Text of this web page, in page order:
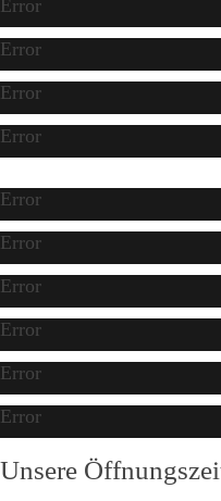
Error
Error
Error
Error
Error
Error
Error
Error
Error
Error
Unsere